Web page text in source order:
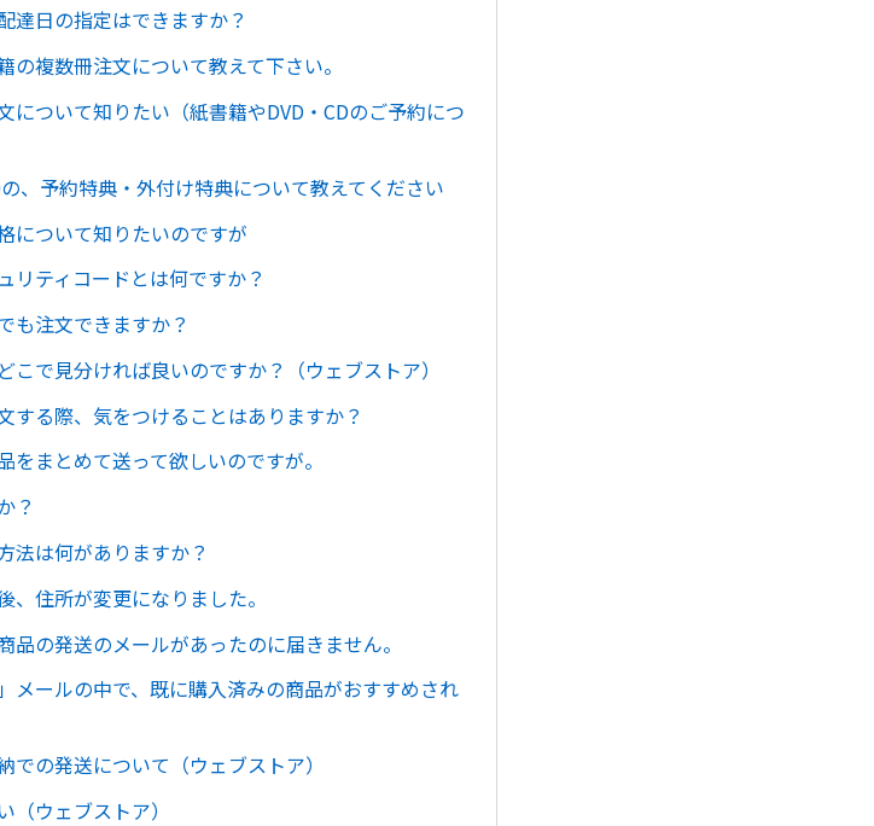
達日の指定はできますか？
複数冊注文について教えて下さい。
について知りたい（紙書籍やDVD・CDのご予約につ
、予約特典・外付け特典について教えてください
について知りたいのですが
リティコードとは何ですか？
も注文できますか？
で見分ければ良いのですか？（ウェブストア）
する際、気をつけることはありますか？
まとめて送って欲しいのですが。
？
法は何がありますか？
住所が変更になりました。
の発送のメールがあったのに届きません。
メールの中で、既に購入済みの商品がおすすめされ
の発送について（ウェブストア）
ウェブストア）